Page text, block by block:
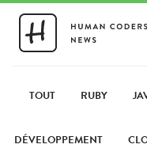
TOUT RUBY
DÉVELOPPEMENT